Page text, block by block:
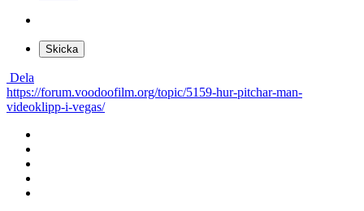
Skicka
Dela
https://forum.voodoofilm.org/topic/5159-hur-pitchar-man-
videoklipp-i-vegas/